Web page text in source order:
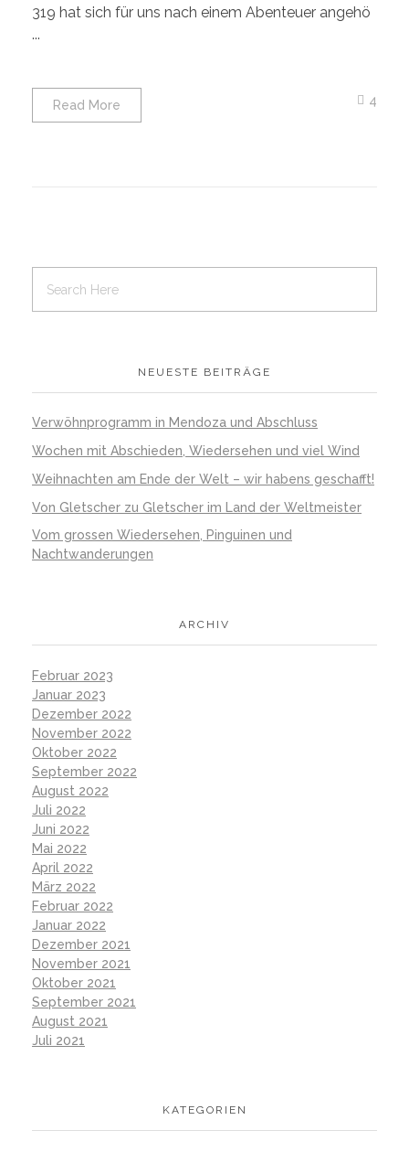
319 hat sich für uns nach einem Abenteuer angehö
...
Read More 4
NEUESTE BEITRÄGE
Verwöhnprogramm in Mendoza und Abschluss
Wochen mit Abschieden, Wiedersehen und viel Wind
Weihnachten am Ende der Welt – wir habens geschafft!
Von Gletscher zu Gletscher im Land der Weltmeister
Vom grossen Wiedersehen, Pinguinen und
Nachtwanderungen
ARCHIV
Februar 2023
Januar 2023
Dezember 2022
November 2022
Oktober 2022
September 2022
August 2022
Juli 2022
Juni 2022
Mai 2022
April 2022
März 2022
Februar 2022
Januar 2022
Dezember 2021
November 2021
Oktober 2021
September 2021
August 2021
Juli 2021
KATEGORIEN